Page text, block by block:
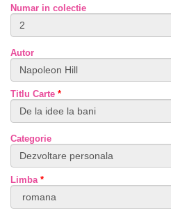
Numar in colectie
Autor
Titlu Carte *
Categorie
Limba *